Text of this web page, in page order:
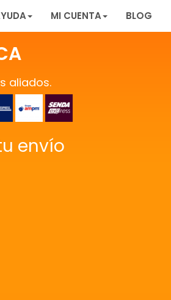
MI CUENTA BLOG
aliados.
envío